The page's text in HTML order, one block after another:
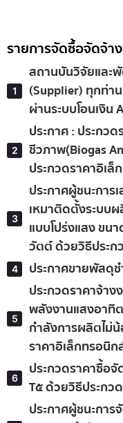
รายการจัดซื้อจัดจ้า
สถานบันวิจัยและ
(Supplier) ทุกท่า
ผ่านระบบโอนเงิน
ประกาศ : ประกว
ชีวภาพ(ฺBiogas
ประกวดราคาอิเ
ประกาศผู้ชนะการ
เหมาติดตั้งระบบ
แบบโปร่งแสง ขน
วัตต์ ด้วยวิธีประก
ประกาศขายพัสดุช
ประกวดราคาจ้า
พลังงานแสงอาทิ
กำลังการผลิตไม่
ราคาอิเล็กทรอนิ
ประกวดราคาซื้อจั
T๕ ด้วยวิธีประกว
ประกาศผู้ชนะกา